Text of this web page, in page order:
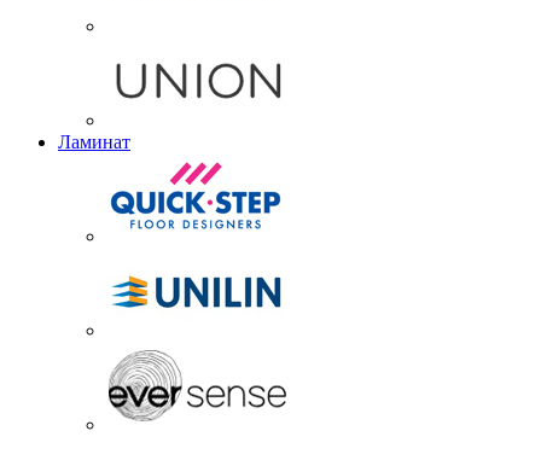
Ламинат